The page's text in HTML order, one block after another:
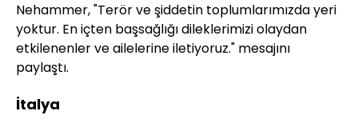
Nehammer, "Terör ve şiddetin toplumlarımızda yeri
yoktur. En içten başsağlığı dileklerimizi olaydan
etkilenenler ve ailelerine iletiyoruz." mesajını
paylaştı.
İtalya